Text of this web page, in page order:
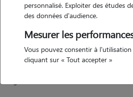
comportement des animaux mais je
personnalisé. Exploiter des études
des données d'audience.
Mesurer les
Vous pouvez consentir à
cliquant sur « Tout accepter »